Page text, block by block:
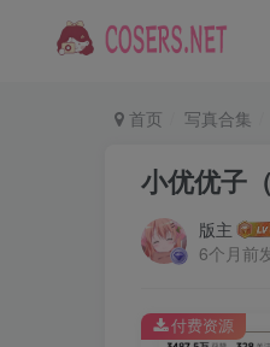
首页 写真合集
小优优子
版主
6个月前
付费资源